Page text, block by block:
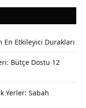
En Etkileyici Durakları
Bütçe Dostu 12
Yerler: Sabah